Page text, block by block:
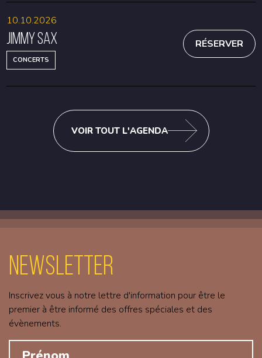
Jimmy Sax
CONCERTS
10.10.2026
RÉSERVER
VOIR TOUT L'AGENDA
Newsletter
Inscrivez vous à notre lettre d'information pour être le
premier à être informé des offres spéciales et des
évènements.